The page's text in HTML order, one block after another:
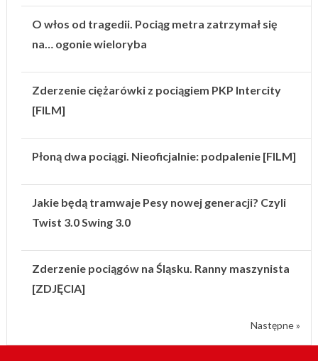
O włos od tragedii. Pociąg metra zatrzymał się
na… ogonie wieloryba
Zderzenie ciężarówki z pociągiem PKP Intercity
[FILM]
Płoną dwa pociągi. Nieoficjalnie: podpalenie [FILM]
Jakie będą tramwaje Pesy nowej generacji? Czyli
Twist 3.0 Swing 3.0
Zderzenie pociągów na Śląsku. Ranny maszynista
[ZDJĘCIA]
Następne »